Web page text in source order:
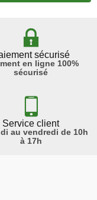
sécurisé
en ligne 100%
sécurisé
Service client
au vendredi de 10h
à 17h